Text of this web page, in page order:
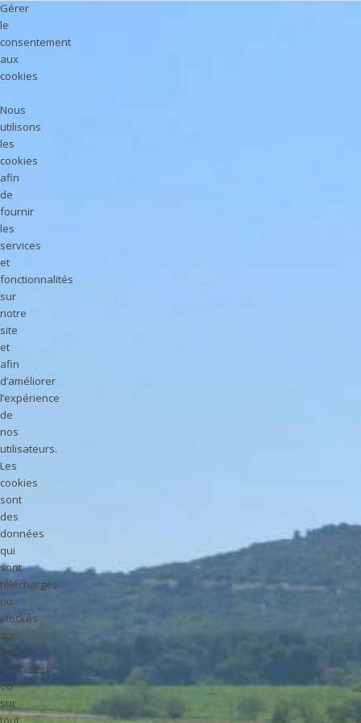
Gérer
le
consentement
aux
cookies
Nous
utilisons
les
cookies
afin
de
fournir
les
services
et
fonctionnalités
sur
notre
site
et
afin
d’améliorer
l’expérience
de
nos
utilisateurs.
Les
cookies
sont
des
données
qui
sont
téléchargés
ou
stockés
sur
votre
ordinateur
ou
sur
tout